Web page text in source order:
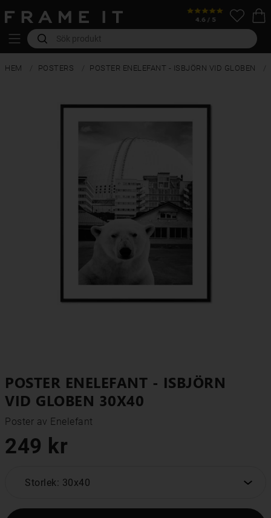
HEM POSTERS POSTER ENELEFANT - ISBJÖRN VID GLOBEN
POSTER ENELEFANT - ISBJÖRN
VID GLOBEN 30X40
Poster av Enelefant
249 kr
Storlek: 30x40